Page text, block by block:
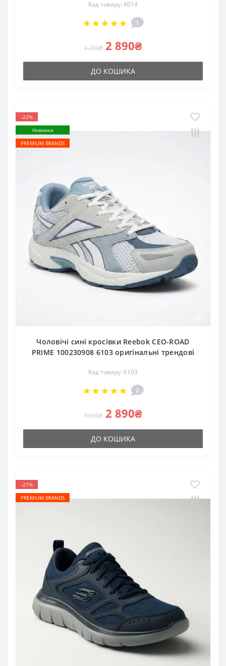
Код товару: 6014
1
3 290₴ 2 890₴
ДО КОШИКА
-22%
Новинка
PREMIUM BRANDS
Чоловічі сині кросівки Reebok CEO-ROAD
PRIME 100230908 6103 оригінальні трендові
Код товару: 6103
2
3 690₴ 2 890₴
ДО КОШИКА
-27%
PREMIUM BRANDS